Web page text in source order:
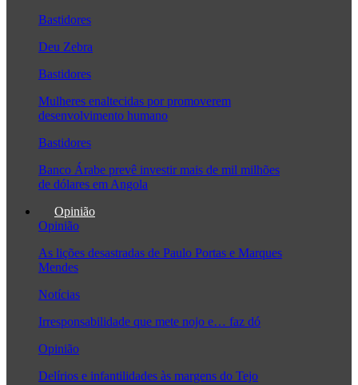
Bastidores
Deu Zebra
Bastidores
Mulheres enaltecidas por promoverem
desenvolvimento humano
Bastidores
Banco Árabe prevê investir mais de mil milhões
de dólares em Angola
Opinião
Opinião
As lições desastradas de Paulo Portas e Marques
Mendes
Notícias
Irresponsabilidade que mete nojo e… faz dó
Opinião
Delírios e infantilidades às margens do Tejo